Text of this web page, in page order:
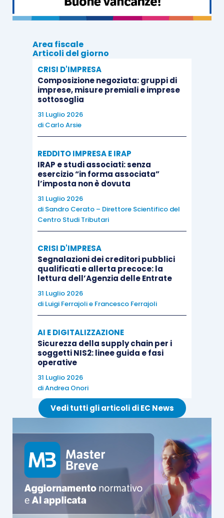
La comunicazione deve contenere:
a) codice fiscale, denominazione, cognome e
nome delcedente/prestatore
numero identificativo della comunicazione
anno d’imposta e trimestre di riferimento;
pagamento F24, in caso di versamenti collegati
all’anomalia segnalata;
d) gli elementi informativi relativi all’
riscontrata;
e) l’ammontare dell’imposta, della
nonché degli interessi dovuti.
destinatario della comunicazione
tramite di un intermediario, può fornire, entro 30
merito ai pagamenti dovuti.
articolo 31 D.P.R. 642/1972
e i documenti soggetti a bollo, per i quali
assolta in misura insufficiente,debbono essere
o del supplemento
di essa nella misura vigente al momento
dell’accertamento della violazione.
La regolarizzazione
è eseguita esclusivamente
dall’Agenzia delle entratemediante annotazione
Area fiscale
Articoli del giorno
CRISI D'IMPRESA
Composizione negoziata: gruppi di
imprese, misure premiali e imprese
sottosoglia
31 Luglio 2026
di Carlo Arsie
REDDITO IMPRESA E IRAP
IRAP e studi associati: senza
esercizio “in forma associata”
l’imposta non è dovuta
31 Luglio 2026
di Sandro Cerato – Direttore Scientifico del
Centro Studi Tributari
CRISI D'IMPRESA
Segnalazioni dei creditori pubblici
qualificati e allerta precoce: la
lettura dell’Agenzia delle Entrate
31 Luglio 2026
di Luigi Ferrajolie Francesco Ferrajoli
AI E DIGITALIZZAZIONE
Sicurezza della supply chain per i
soggetti NIS2: linee guida e fasi
operative
31 Luglio 2026
diAndrea Onori
Vedi tutti gli articoli di EC News